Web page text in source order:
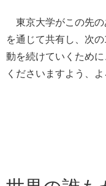
東京大学がこの先の
を通じて共有し、次
動を続けていくため
くださいますよう、